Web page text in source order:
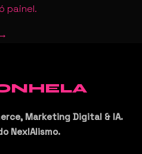
painel.
Marketing Digital & IA.
NexIAlismo.